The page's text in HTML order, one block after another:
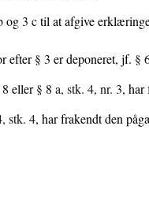
og3 ctil at afgive
efter§ 3 er deponeret, jf. §
eller§ 8 a, stk. 4, nr. 3, har
stk. 4, har frakendt den